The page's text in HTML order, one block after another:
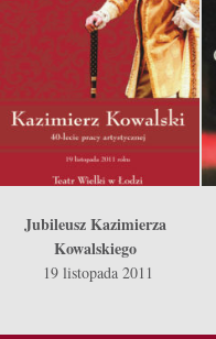
Jubileusz Kazimierza
Kowalskiego
19 listopada 2011